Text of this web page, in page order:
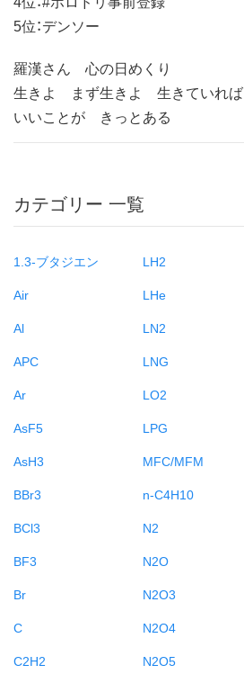
5位：デンソー
羅漢さん 心の日めくり
生きよ まず生きよ 生きていれば
いいことが きっとある
カテゴリー 一覧
1.3-ブタジエン
Air
Al
APC
Ar
AsF5
AsH3
BBr3
BCl3
BF3
Br
C
C2H2
LH2
LHe
LN2
LNG
LO2
LPG
MFC/MFM
n-C4H10
N2
N2O
N2O3
N2O4
N2O5